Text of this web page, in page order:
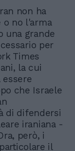
non ha
o no l'arma
una grande
per
Times
la cui
che Israele
di difendersi
iraniana -
però, i
il